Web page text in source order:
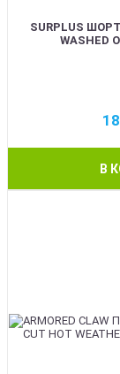
SURPLUS
WASHED
В